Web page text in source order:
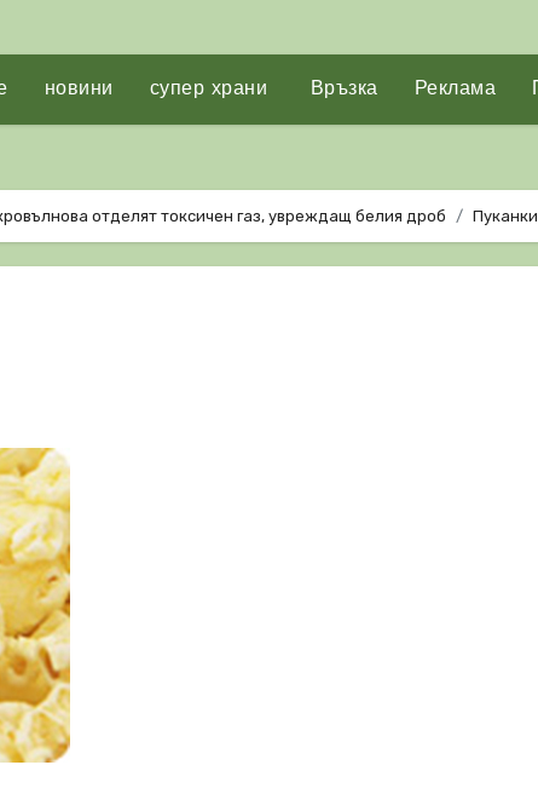
новини супер храни Връзка Реклама
отделят токсичен газ, увреждащ белия дроб Пуканки